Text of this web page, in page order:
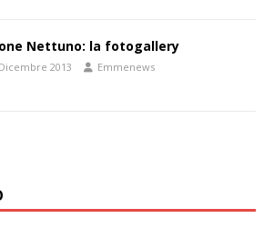
Nettuno: la fotogallery
2013 Emmenews